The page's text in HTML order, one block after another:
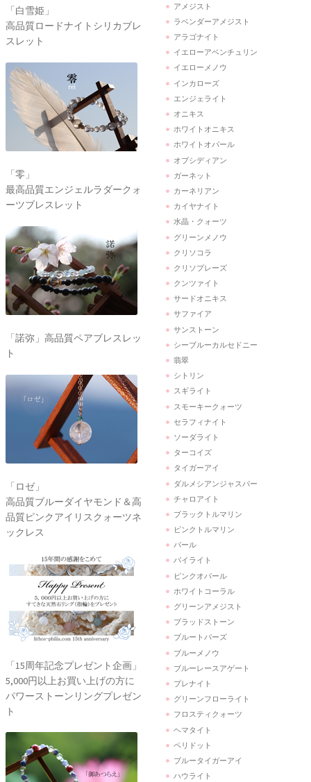
「白雪姫」
高品質ロードナイトシリカブレ
スレット
「零」
最高品質エンジェルラダークォ
ーツブレスレット
「諾弥」高品質ペアブレスレッ
ト
「ロゼ」
高品質ブルーダイヤモンド＆高
品質ピンクアイリスクォーツネ
ックレス
「15周年記念プレゼント企画」
5,000円以上お買い上げの方に
パワーストーンリングプレゼン
ト
アメジスト
ラベンダーアメジスト
アラゴナイト
イエローアベンチュリン
イエローメノウ
インカローズ
エンジェライト
オニキス
ホワイトオニキス
ホワイトオパール
オブシディアン
ガーネット
カーネリアン
カイヤナイト
水晶・クォーツ
グリーンメノウ
クリソコラ
クリソプレーズ
クンツァイト
サードオニキス
サファイア
サンストーン
シーブルーカルセドニー
翡翠
シトリン
スギライト
スモーキークォーツ
セラフィナイト
ソーダライト
ターコイズ
タイガーアイ
ダルメシアンジャスパー
チャロアイト
ブラックトルマリン
ピンクトルマリン
パール
パイライト
ピンクオパール
ホワイトコーラル
グリーンアメジスト
ブラッドストーン
ブルートパーズ
ブルーメノウ
ブルーレースアゲート
プレナイト
グリーンフローライト
フロスティクォーツ
ヘマタイト
ペリドット
ブルータイガーアイ
ハウライト